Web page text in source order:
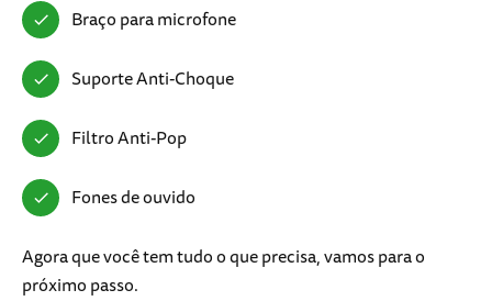
Braço para microfone
Suporte Anti-Choque
Filtro Anti-Pop
Fones de ouvido
Agora que você tem tudo o que precisa, vamos para o
próximo passo.